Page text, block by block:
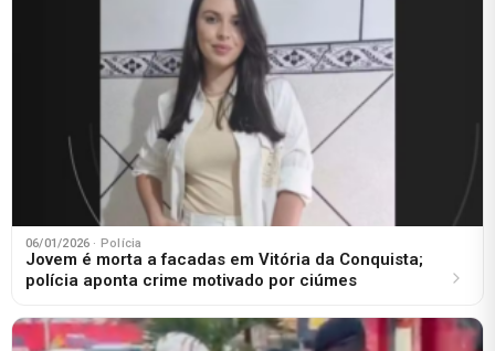
06/01/2026 · Polícia
Jovem é morta a facadas em Vitória da Conquista;
polícia aponta crime motivado por ciúmes